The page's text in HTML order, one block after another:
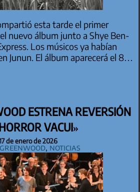
esta tarde el primer
nuevo álbum junto a Shye Ben-
Los músicos ya habían
Junun. El álbum aparecerá el 8…
ESTRENA REVERSIÓN
VACUI»
de enero de 2026
,Noticias